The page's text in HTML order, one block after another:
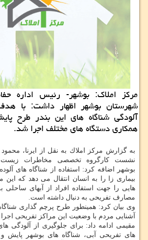
مركز املاك: بوشهر- رئیس اداره
شهرستان بوشهر اظهار داشت: با
آلودگی شناگاه های این بندر طرح
همكاری دستگاه های مختلف اجرا شد.
به گزارش مركز املاك به نقل از ایرنا،
نشست كارگروه تخصصی مخاطرات
بوشهر اضافه كرد: استفاده از شناگاه های
بیماری زا را به انسان انتقال می دهد كه این
هایی را جهت استفاده افراد از آبهای ساحلی
مصارف تفریحی به دنبال داشته است.
وی بیان كرد: همینطور طرح پرچم گذاری
آشنایی مردم با وضعیت این مراكز تفریحی
مقیمی ادامه داد: برای جلوگیری از آلودگی
های تفریحی آبی، شناگاه های بوشهر پایش